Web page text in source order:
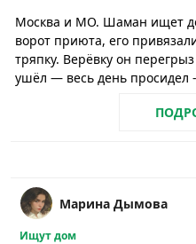
Москва и МО. Шаман ищет
ворот приюта, его
тряпку. Верёвку он
ушёл — весь день просидел
Марина Дымова
Ищут дом